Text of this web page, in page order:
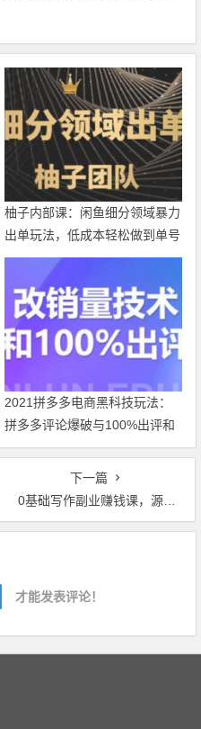
柚子内部课：闲鱼细分领域暴力
出单玩法，低成本轻松做到单号
月入5000+【视频教程】
2021拼多多电商黑科技玩法：
拼多多评论爆破与100%出评和
改销量技术【视频教程】
下一篇
0基础写作副业赚钱课，源源不断的投稿渠道助你月收入过万【视频教程】
才能发表评论！